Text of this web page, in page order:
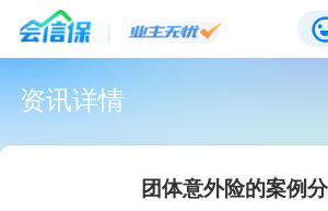
资讯详情
团体意外险的案例